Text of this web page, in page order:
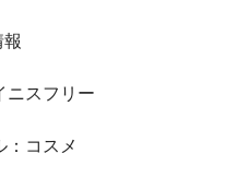
ニスフリー
：コスメ